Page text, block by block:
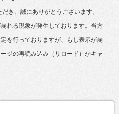
き、誠にありがとうございます。
れる現象が発生しております。当方
を行っておりますが、もし表示が崩
ジの再読み込み（リロード）かキャ